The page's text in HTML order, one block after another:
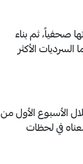
صحفياً، ثم بناء
الأكثر
الأسبوع الأول من
في لحظات